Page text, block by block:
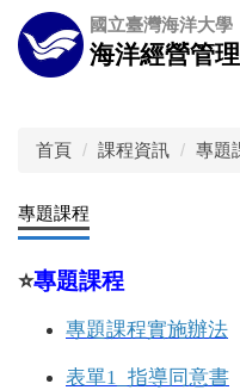
跳
到
主
國立臺灣海洋大學
海洋經營管
首頁 課程資訊 專題
專題課程
⭐️專題課程
專題課程實施辦法
表單1_指導同意書